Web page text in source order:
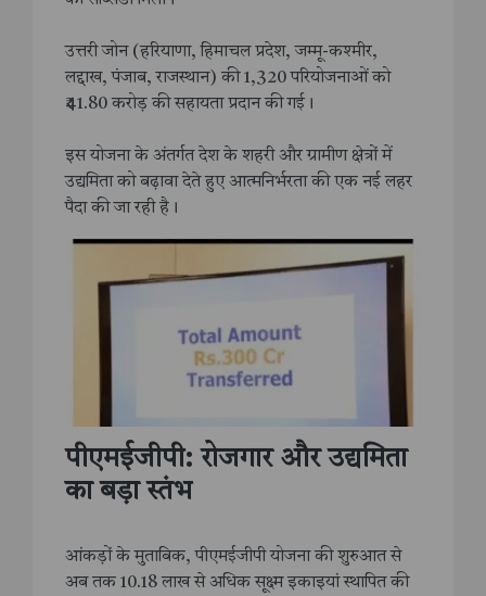
उत्तरी जोन (हरियाणा, हिमाचल प्रदेश, जम्मू-कश्मीर,
लद्दाख, पंजाब, राजस्थान) की 1,320 परियोजनाओं को
₹41.80 करोड़ की सहायता प्रदान की गई।
इस योजना के अंतर्गत देश के शहरी और ग्रामीण क्षेत्रों में
उद्यमिता को बढ़ावा देते हुए आत्मनिर्भरता की एक नई लहर
पैदा की जा रही है।
पीएमईजीपी: रोजगार और उद्यमिता
का बड़ा स्तंभ
आंकड़ों के मुताबिक, पीएमईजीपी योजना की शुरुआत से
अब तक 10.18 लाख से अधिक सूक्ष्म इकाइयां स्थापित की